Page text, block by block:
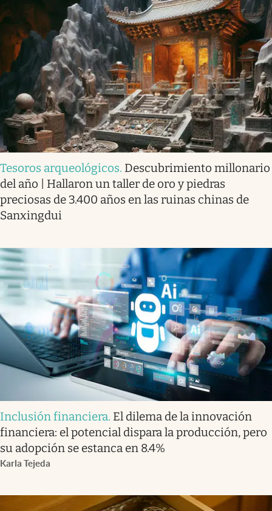
Tesoros arqueológicos. Descubrimiento millonario
del año | Hallaron un taller de oro y piedras
preciosas de 3.400 años en las ruinas chinas de
Sanxingdui
Inclusión financiera. El dilema de la innovación
financiera: el potencial dispara la producción, pero
su adopción se estanca en 8.4%
Karla Tejeda